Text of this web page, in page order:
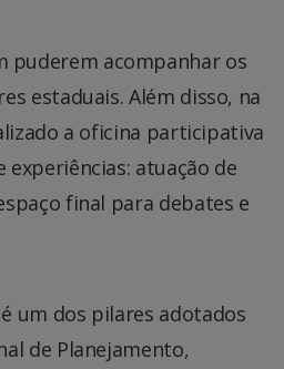
puderem acompanhar os
estaduais. Além disso, na
a oficina participativa
experiências: atuação de
final para debates e
um dos pilares adotados
de Planejamento,